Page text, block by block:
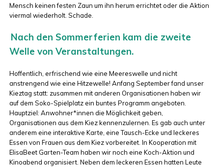
Mensch keinen festen Zaun um ihn herum errichtet oder die Aktion
viermal wiederholt. Schade.
Nach den Sommerferien kam die zweite
Welle von Veranstaltungen.
Hoffentlich, erfrischend wie eine Meereswelle und nicht
anstrengend wie eine Hitzewelle! Anfang September fand unser
Kieztag statt: zusammen mit anderen Organisationen haben wir
auf dem Soko-Spielplatz ein buntes Programm angeboten.
Hauptziel: Anwohner*innen die Möglichkeit geben,
Organisationen aus dem Kiez kennenzulernen. Es gab auch unter
anderem eine interaktive Karte, eine Tausch-Ecke und leckeres
Essen von Frauen aus dem Kiez vorbereitet. In Kooperation mit
ElisaBeet Garten-Team haben wir noch eine Koch-Aktion und
Kinoabend organisiert. Neben dem leckeren Essen hatten Leute